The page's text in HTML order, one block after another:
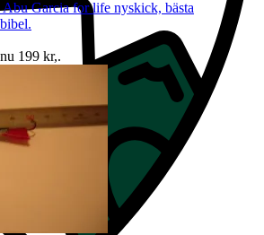
Garcia for life nyskick, bästa
199 kr,.